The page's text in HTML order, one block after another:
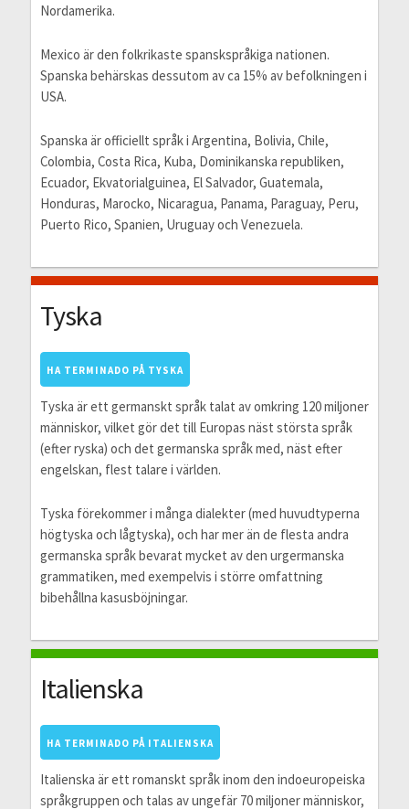
Nordamerika.
Mexico är den folkrikaste spanskspråkiga nationen.
Spanska behärskas dessutom av ca 15% av befolkningen i
USA.
Spanska är officiellt språk i Argentina, Bolivia, Chile,
Colombia, Costa Rica, Kuba, Dominikanska republiken,
Ecuador, Ekvatorialguinea, El Salvador, Guatemala,
Honduras, Marocko, Nicaragua, Panama, Paraguay, Peru,
Puerto Rico, Spanien, Uruguay och Venezuela.
Tyska
HA TERMINADO PÅ TYSKA
Tyska är ett germanskt språk talat av omkring 120 miljoner
människor, vilket gör det till Europas näst största språk
(efter ryska) och det germanska språk med, näst efter
engelskan, flest talare i världen.
Tyska förekommer i många dialekter (med huvudtyperna
högtyska och lågtyska), och har mer än de flesta andra
germanska språk bevarat mycket av den urgermanska
grammatiken, med exempelvis i större omfattning
bibehållna kasusböjningar.
Italienska
HA TERMINADO PÅ ITALIENSKA
Italienska är ett romanskt språk inom den indoeuropeiska
språkgruppen och talas av ungefär 70 miljoner människor,